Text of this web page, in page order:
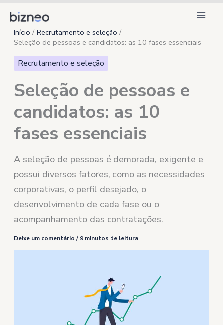
para
Início
Recrutamento e seleção
Seleção de pessoas e candidatos: as 10 fases essenciais
Recrutamento e seleção
Seleção de pessoas e
candidatos: as 10
fases essenciais
A seleção de pessoas é demorada, exigente e
possui diversos fatores, como as necessidades
corporativas, o perfil desejado, o
desenvolvimento de cada fase ou o
acompanhamento das contratações.
Deixe um comentário / 9 minutos de leitura